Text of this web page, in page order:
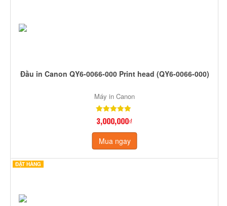
Đầu in Canon QY6-0066-000 Print head (QY6-0066-000)
Máy in Canon
3,000,000₫
Mua ngay
ĐẶT HÀNG